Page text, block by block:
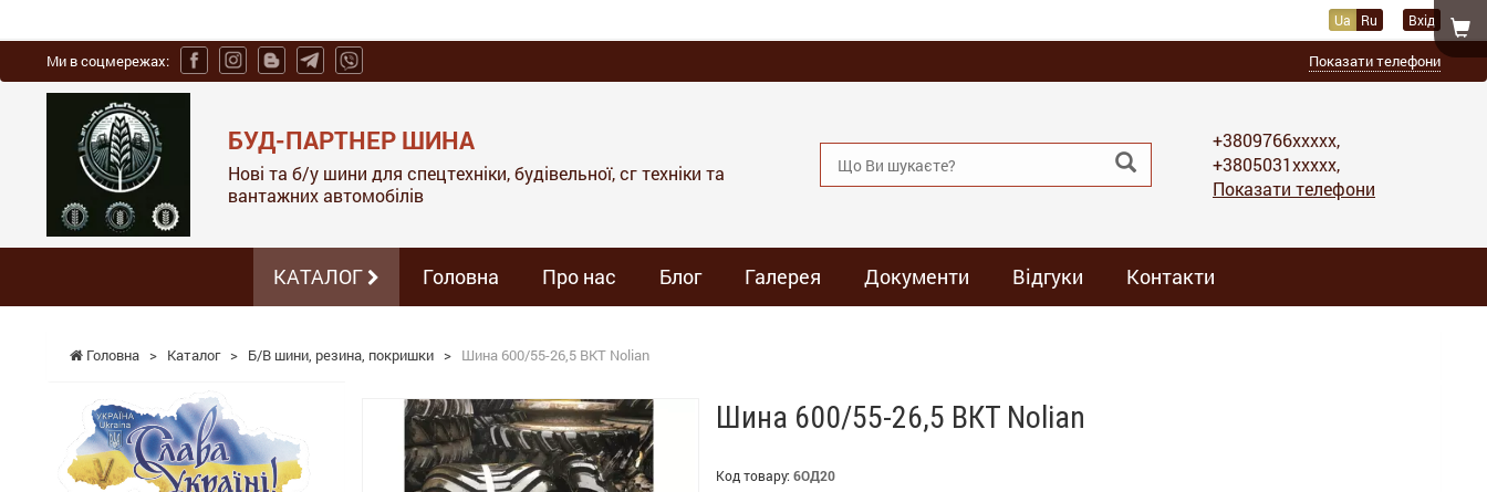
Ua Ru Вхід
Ми в соцмережах: Показати телефони
БУД-ПАРТНЕР ШИНА
Нові та б/у шини для спецтехніки, будівельної, сг техніки та
вантажних автомобілів
+3809766xxxxx,
+3805031xxxxx,
Показати телефони
КАТАЛОГ Головна Про нас Блог Галерея Документи Відгуки Контакти
Головна > Каталог > Б/В шини, резина, покришки > Шина 600/55-26,5 ВКТ Nolian
Шина 600/55-26,5 ВКТ Nolian
Код товару: 6ОД20